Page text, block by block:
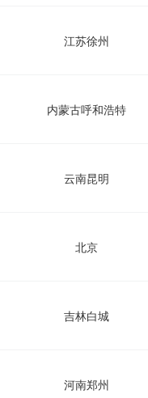
江苏徐州
内蒙古呼和浩特
云南昆明
北京
吉林白城
河南郑州